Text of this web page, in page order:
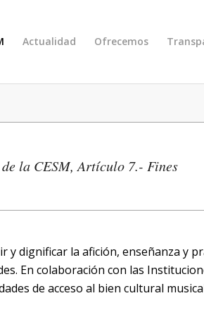
Actualidad Ofrecemos
la CESM, Artículo 7.- Fines
dignificar la afición, enseñanza y
En colaboración con las
de acceso al bien cultural